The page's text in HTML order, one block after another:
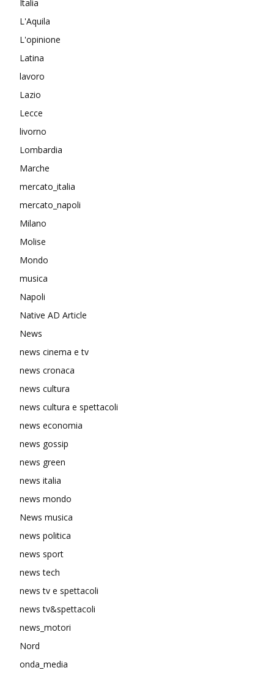
Italia
L'Aquila
L'opinione
Latina
lavoro
Lazio
Lecce
livorno
Lombardia
Marche
mercato_italia
mercato_napoli
Milano
Molise
Mondo
musica
Napoli
Native AD Article
News
news cinema e tv
news cronaca
news cultura
news cultura e spettacoli
news economia
news gossip
news green
news italia
news mondo
News musica
news politica
news sport
news tech
news tv e spettacoli
news tv&spettacoli
news_motori
Nord
onda_media